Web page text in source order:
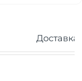
Доставка